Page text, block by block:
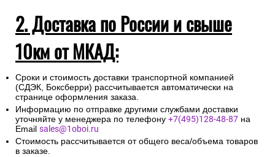
2. Доставка по России и свыше
10км от МКАД:
Сроки и стоимость доставки транспортной компанией
(СДЭК, Боксберри) рассчитывается автоматически на
странице оформления заказа.
Информацию по отправке другими службами доставки
уточняйте у менеджера по телефону +7(495)128-48-87 на
Email sales@1oboi.ru
Стоимость рассчитывается от общего веса/объема товаров
в заказе.